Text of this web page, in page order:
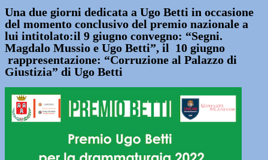
Una due giorni dedicata a Ugo Betti in occasione
del momento conclusivo del premio nazionale a
lui intitolato:il 9 giugno convegno: “Segni.
Magdalo Mussio e Ugo Betti”, il 10 giugno
rappresentazione: “Corruzione al Palazzo di
Giustizia” di Ugo Betti